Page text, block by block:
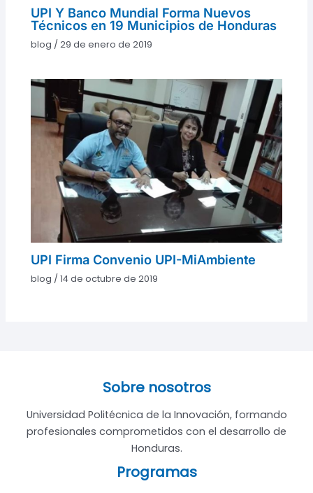
UPI Y Banco Mundial Forma Nuevos
Técnicos en 19 Municipios de Honduras
blog /29 de enero de 2019
UPI Firma Convenio UPI-MiAmbiente
blog /14 de octubre de 2019
Sobre nosotros
Universidad Politécnica de la Innovación, formando
profesionales comprometidos con el desarrollo de
Honduras.
Programas